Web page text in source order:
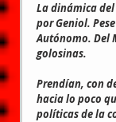
La dinámica
por Geniol.
Autónomo. Del
golosinas.
Prendían, con
hacia lo poco
políticas de la